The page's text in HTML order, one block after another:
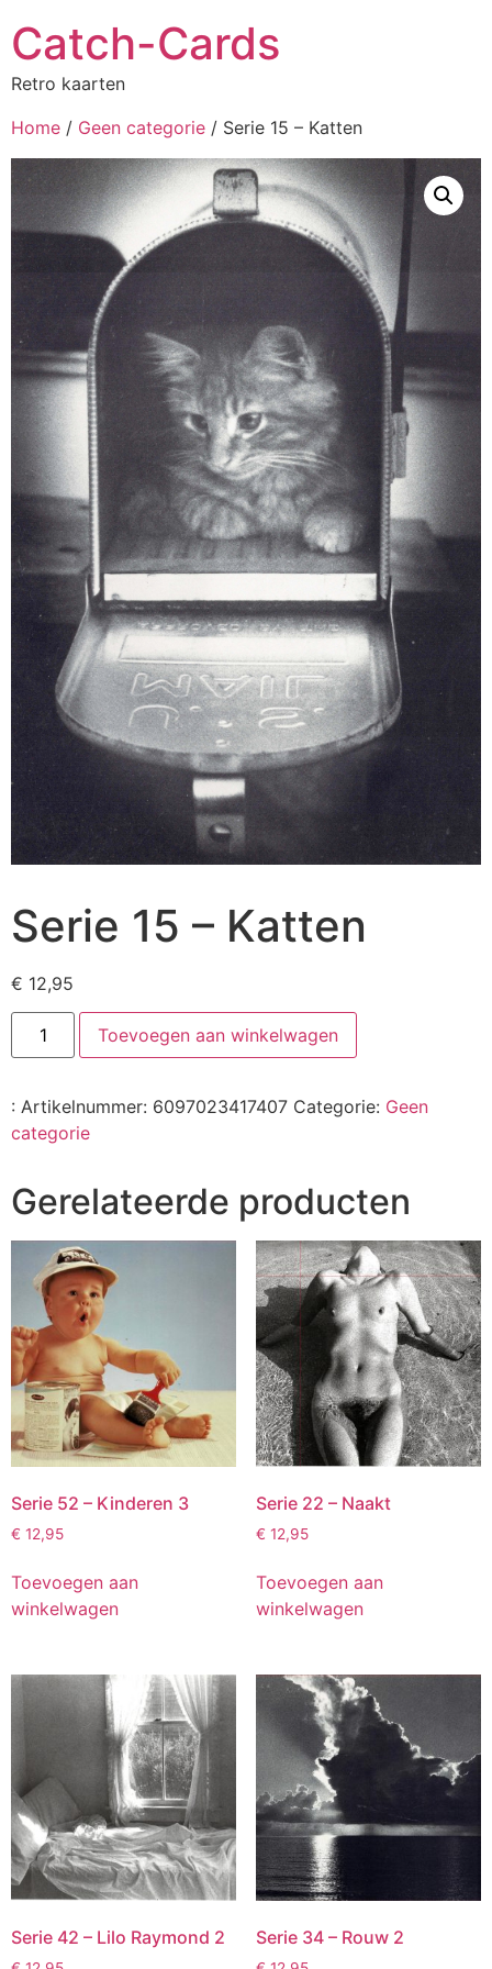
Catch-Cards
Retro kaarten
Home / Geen categorie / Serie 15 – Katten
Serie 15 – Katten
€ 12,95
Toevoegen aan winkelwagen
: Artikelnummer: 6097023417407 Categorie: Geen
categorie
Gerelateerde producten
Serie 52 – Kinderen 3
€ 12,95
Toevoegen aan
winkelwagen
Serie 22 – Naakt
€ 12,95
Toevoegen aan
winkelwagen
Serie 42 – Lilo Raymond 2 Serie 34 – Rouw 2